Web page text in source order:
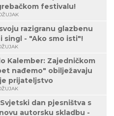
festivalu!
razigranu glazbenu
singl - "Ako smo isti"!
Kalember: Zajedničkom
nađemo" obilježavaju
prijateljstvo
Svjetski dan pjesništva s
autorsku skladbu -